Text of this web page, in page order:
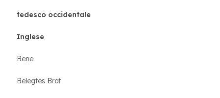
tedesco occidentale
Inglese
Bene
Belegtes Brot